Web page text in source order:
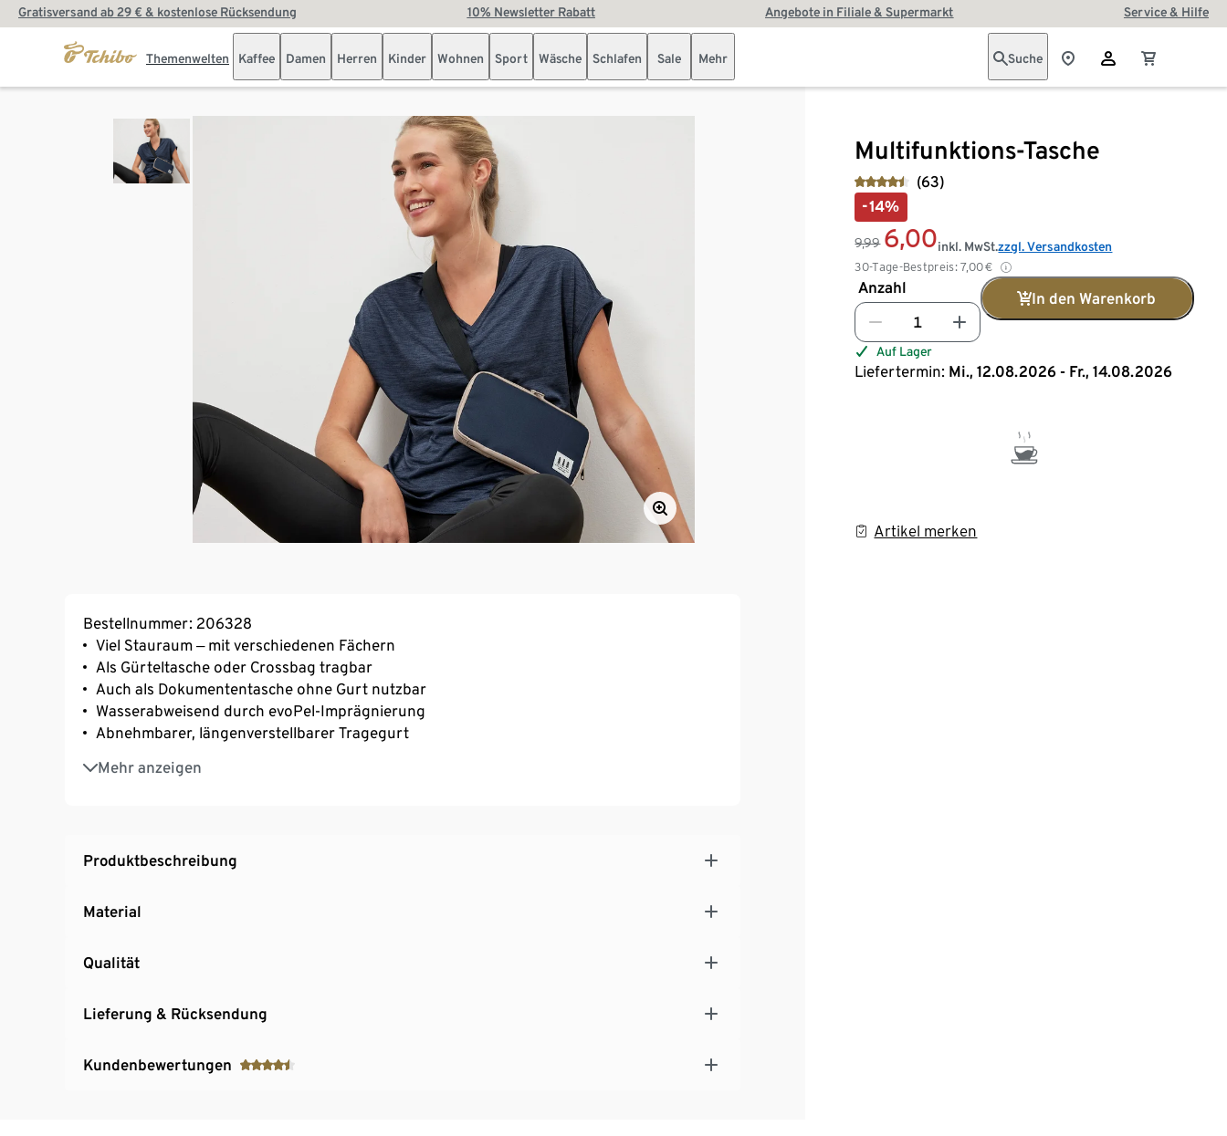
Gratisversand ab 29 € & kostenlose Rücksendung 10% Newsletter Rabatt Angebote in Filiale & Supermarkt Service & Hilfe
Themenwelten Kaffee Damen Herren Kinder Wohnen Sport Wäsche Schlafen Sale Mehr Suche
Multifunktions-Tasche
(63)
-14%
9,99 6,00
30-Tage-Bestpreis: 7,00€
inkl. MwSt.zzgl. Versandkosten
Anzahl
In den Warenkorb
Auf Lager
Liefertermin: Mi., 12.08.2026 - Fr., 14.08.2026
Artikel merken
Bestellnummer: 206328
Viel Stauraum ‒ mit verschiedenen Fächern
Als Gürteltasche oder Crossbag tragbar
Auch als Dokumententasche ohne Gurt nutzbar
Wasserabweisend durch evoPel-Imprägnierung
Abnehmbarer, längenverstellbarer Tragegurt
Mehr anzeigen
Großes Hauptfach mit 2-Wege-Reißverschluss: innen mit 4 Karten-Steckfächern,
Passport-Steckfach und Mesh-Fach
Produktbeschreibung
Material
Qualität
Lieferung & Rücksendung
Kundenbewertungen